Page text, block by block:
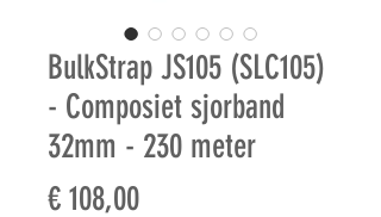
BulkStrap JS105 (SLC105)
- Composiet sjorband
32mm - 230 meter
€ 108,00Prijs